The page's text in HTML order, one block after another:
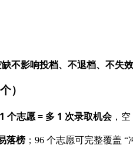
不影响投档、不退档、不失效
）
个志愿 = 多 1 次录取机会，空
落榜 ；96 个志愿可完整覆盖